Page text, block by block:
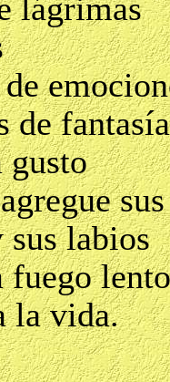
lágrimas
de fantasía
gusto
sus labios
fuego lento
la vida.